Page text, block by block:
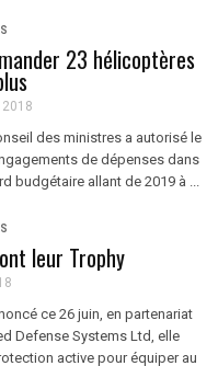
23 hélicoptères
des ministres a autorisé le
de dépenses dans
budgétaire allant de 2019 à ...
leur Trophy
ce 26 juin, en partenariat
Defense Systems Ltd, elle
active pour équiper au